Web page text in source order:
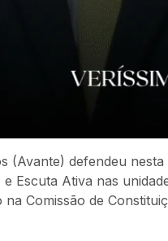
(Avante) defendeu
Escuta Ativa nas
Comissão de